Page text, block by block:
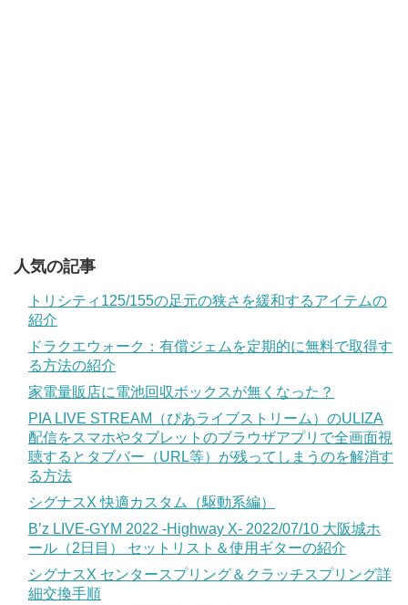
人気の記事
トリシティ125/155の足元の狭さを緩和するアイテムの
紹介
ドラクエウォーク：有償ジェムを定期的に無料で取得す
る方法の紹介
家電量販店に電池回収ボックスが無くなった？
PIA LIVE STREAM（ぴあライブストリーム）のULIZA
配信をスマホやタブレットのブラウザアプリで全画面視
聴するとタブバー（URL等）が残ってしまうのを解消す
る方法
シグナスX 快適カスタム（駆動系編）
B’z LIVE-GYM 2022 -Highway X- 2022/07/10 大阪城ホ
ール（2日目） セットリスト＆使用ギターの紹介
シグナスX センタースプリング＆クラッチスプリング詳
細交換手順